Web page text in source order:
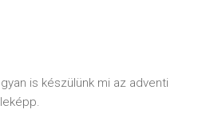
is készülünk mi az adventi